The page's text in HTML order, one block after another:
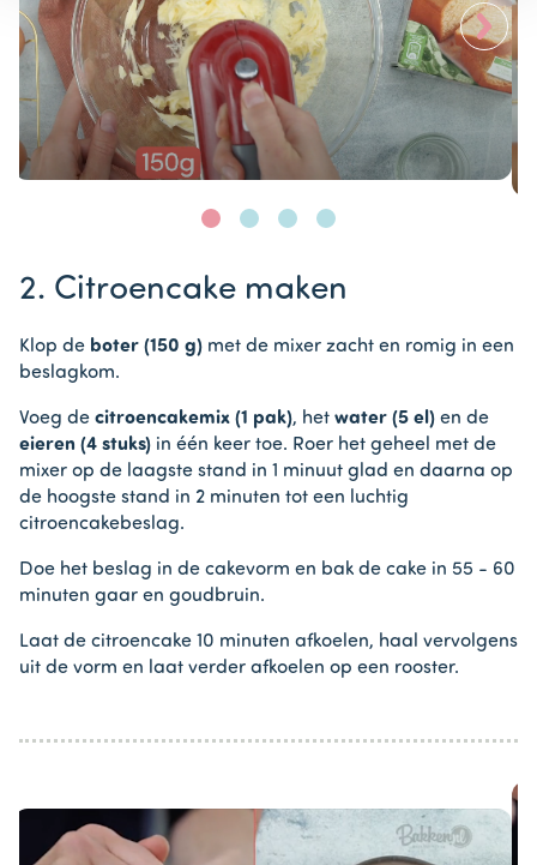
of
2. Citroencake maken
Klop de boter (150 g) met de mixer zacht en romig in een
beslagkom.
Voeg de citroencakemix (1 pak), het water (5 el) en de
eieren (4 stuks) in één keer toe. Roer het geheel met de
mixer op de laagste stand in 1 minuut glad en daarna op
de hoogste stand in 2 minuten tot een luchtig
citroencakebeslag.
Doe het beslag in de cakevorm en bak de cake in 55 - 60
minuten gaar en goudbruin.
Laat de citroencake 10 minuten afkoelen, haal vervolgens
uit de vorm en laat verder afkoelen op een rooster.